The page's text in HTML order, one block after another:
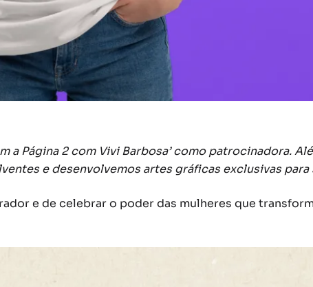
a Página 2 com Vivi Barbosa’ como patrocinadora.
e desenvolvemos artes gráficas exclusivas para
e de celebrar o poder das mulheres que